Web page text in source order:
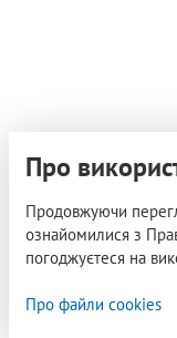
Про
Продовжуючи
ознайомилися з
погоджуєтеся на
Про файли cookies